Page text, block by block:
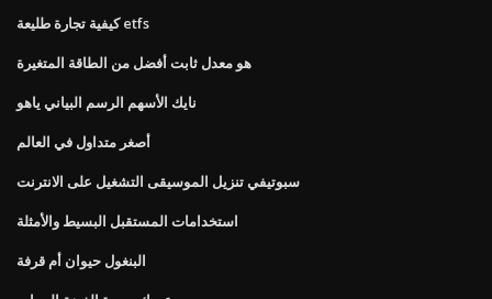
كيفية تجارة طليعة etfs
هو معدل ثابت أفضل من الطاقة المتغيرة
نايك الأسهم الرسم البياني ياهو
أصغر متداول في العالم
سبوتيفي تنزيل الموسيقى التشغيل على الانترنت
استخدامات المستقبل البسيط والأمثلة
البنغول حيوان أم قرفة